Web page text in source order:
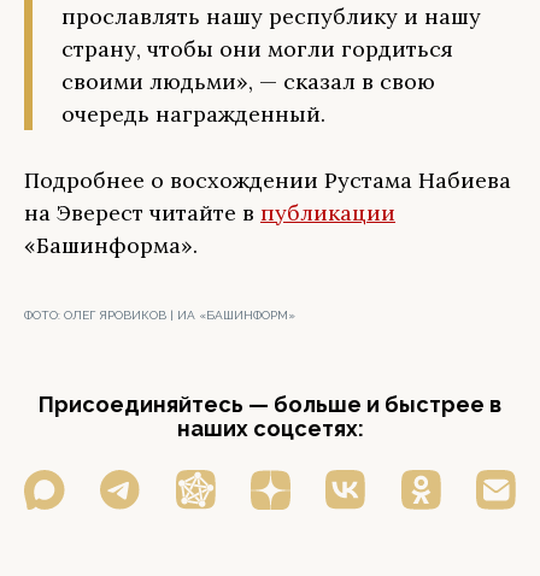
прославлять нашу республику и нашу
страну, чтобы они могли гордиться
своими людьми», — сказал в свою
очередь награжденный.
Подробнее о восхождении Рустама Набиева
на Эверест читайте в публикации
«Башинформа».
ФОТО: ОЛЕГ ЯРОВИКОВ | ИА «БАШИНФОРМ»
Присоединяйтесь — больше и быстрее в
наших соцсетях: